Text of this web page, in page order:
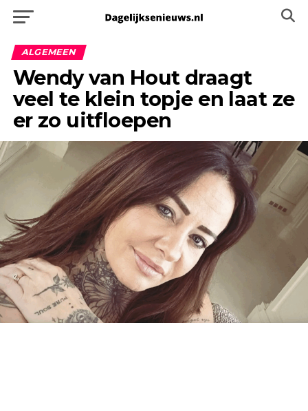
ALGEMEEN
Wendy van Hout draagt
veel te klein topje en laat ze
er zo uitfloepen